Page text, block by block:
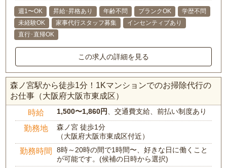
週1〜OK 昇給･昇格あり 年齢不問 ブランクOK
学歴不問
未経験OK
家事代行スタッフ募集
インセンティブあり
直行･直帰OK
この求人の詳細を見る
森ノ宮駅から徒歩1分！1Kマンションでのお掃除代行の
お仕事（大阪府大阪市東成区）
時給 1,500〜1,860円、交通費支給、前払い制度あり
勤務地
森ノ宮 徒歩1分
（大阪府大阪市東成区付近）
勤務時間
8時～20時の間で1時間〜、好きな日に働くこと
が可能です。(候補の日時から選択)